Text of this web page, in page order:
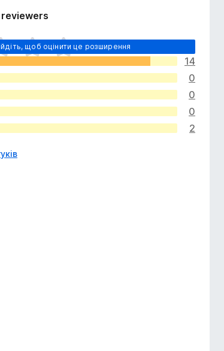
reviewers
щоб оцінити це розширення
14
0
0
0
2